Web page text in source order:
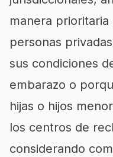
manera
personas
sus condiciones
embarazo o
hijas o hijos
los centros de
considerando